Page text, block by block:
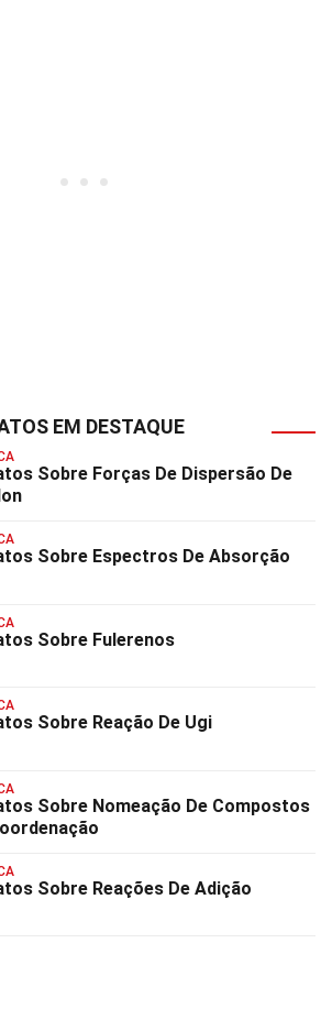
EM DESTAQUE
Sobre Forças De Dispersão De
Sobre Espectros De Absorção
Sobre Fulerenos
Sobre Reação De Ugi
Sobre Nomeação De Compostos
Sobre Reações De Adição